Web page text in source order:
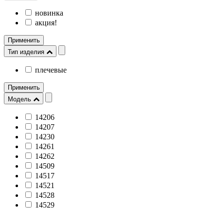
новинка
акция!
Применить
Тип изделия
плечевые
Применить
Модель
14206
14207
14230
14261
14262
14509
14517
14521
14528
14529